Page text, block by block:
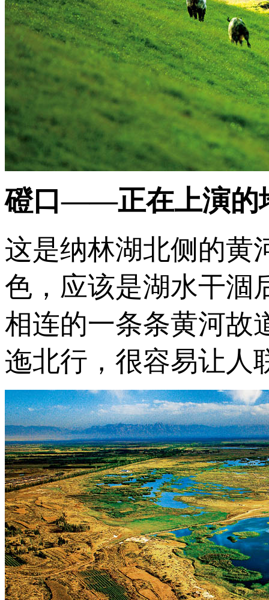
磴口——正在上演的
这是纳林湖北侧的黄
色，应该是湖水干涸
相连的一条条黄河故
迤北行，很容易让人